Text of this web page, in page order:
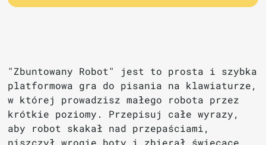
"Zbuntowany Robot" jest to prosta i szybka
platformowa gra do pisania na klawiaturze,
w której prowadzisz małego robota przez
krótkie poziomy. Przepisuj całe wyrazy,
aby robot skakał nad przepaściami,
niszczył wrogie boty i zbierał świecące